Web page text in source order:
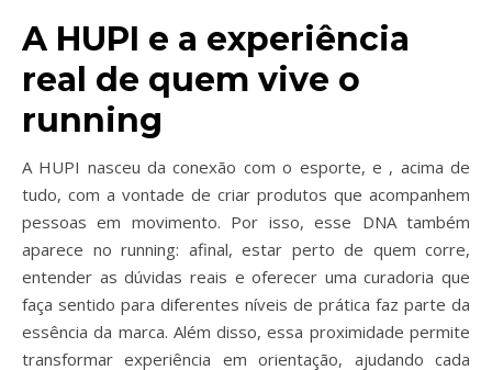
A HUPI e a experiência
real de quem vive o
running
A HUPI nasceu da conexão com o esporte, e , acima de
tudo, com a vontade de criar produtos que acompanhem
pessoas em movimento. Por isso, esse DNA também
aparece no running: afinal, estar perto de quem corre,
entender as dúvidas reais e oferecer uma curadoria que
faça sentido para diferentes níveis de prática faz parte da
essência da marca. Além disso, essa proximidade permite
transformar experiência em orientação, ajudando cada